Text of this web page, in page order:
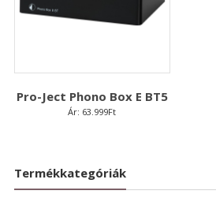
Pro-Ject Phono Box E BT5
Ár: 63.999Ft
Termékkategóriák